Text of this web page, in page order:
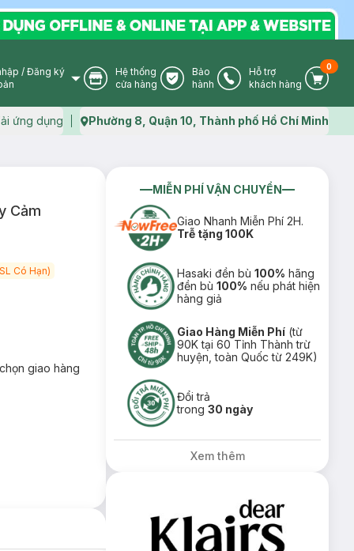
User Icon
/ Đăng ký
Store Icon
Hệ thống
cửa hàng
Warranty Icon
Bảo
hành
Phone Icon
Hỗ trợ
khách hàng
Cart
0
ứng dụng Map icon
Phường 8, Quận 10, Thành phố Hồ Chí Minh
Cảm
từ 299k Tặng Mặt Nạ Làm Dịu Da & Kiểm Soát Dầu Nhờn 25ml (SL Có Hạn)
giao hàng
MIỄN PHÍ VẬN CHUYỂN
Giao Nhanh Miễn Phí 2H.
Trễ tặng 100K
Hasaki đền bù100% hãng
đền bù100% nếu phát hiện
hàng giả
Giao Hàng Miễn Phí (từ
90K tại 60 Tỉnh Thành trừ
huyện, toàn Quốc từ 249K)
Đổi trả
trong30 ngày
Xem thêm